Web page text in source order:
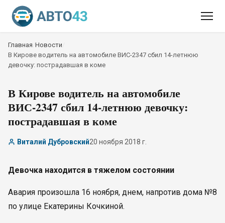
Главная Новости
В Кирове водитель на автомобиле ВИС-2347 сбил 14-летнюю
девочку: пострадавшая в коме
В Кирове водитель на автомобиле
ВИС-2347 сбил 14-летнюю девочку:
пострадавшая в коме
Виталий Дубровский20 ноября 2018 г.
Девочка находится в тяжелом состоянии
Авария произошла 16 ноября, днем, напротив дома №8
по улице Екатерины Кочкиной.